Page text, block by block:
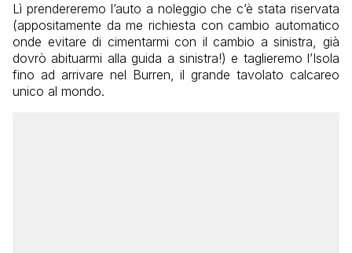
Lì prendereremo l’auto a noleggio che c’è stata riservata
(appositamente da me richiesta con cambio automatico
onde evitare di cimentarmi con il cambio a sinistra, già
dovrò abituarmi alla guida a sinistra!) e taglieremo l’Isola
fino ad arrivare nel Burren, il grande tavolato calcareo
unico al mondo.